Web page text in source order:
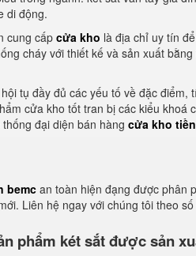
di động.
cung cấp cửa kho là địa chỉ uy tín
cháy với thiết kế và sản xuất
tụ đầy đủ các yếu tố về đặc
cửa kho tốt tran bị các kiểu
đại diện bán hàng cửa kho tiền
bemc an toàn hiện đạng được phân
Liên hệ ngay với chúng tôi theo
phẩm két sắt được sản